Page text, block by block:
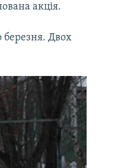
акція.
березня. Двох